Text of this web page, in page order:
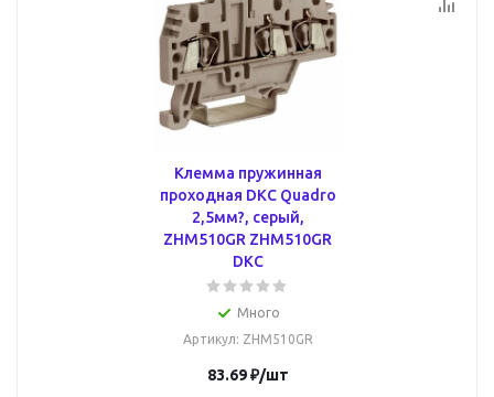
Клемма пружинная
проходная DKC Quadro
2,5мм?, серый,
ZHM510GR ZHM510GR
DKC
Много
Артикул: ZHM510GR
83.69₽/шт